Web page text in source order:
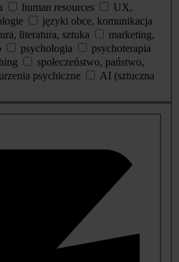
human resources
UX,
języki obce, komunikacja
literatura, sztuka
marketing,
psychologia
psychoterapia
społeczeństwo, państwo,
psychiczne
AI (sztuczna